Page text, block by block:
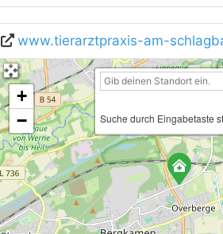
www.tierarztpraxis-am-
+
−
Suche durch Eingabetaste